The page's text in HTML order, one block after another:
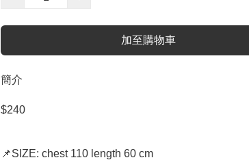
加至購物車
簡介
$240
📌SIZE: chest 110 length 60 cm